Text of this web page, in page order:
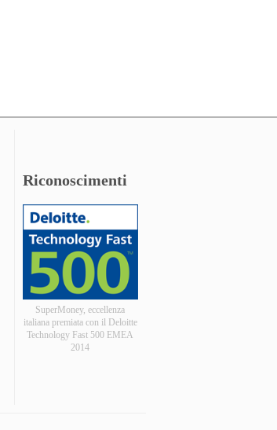
Riconoscimenti
SuperMoney, eccellenza
italiana premiata con il Deloitte
Technology Fast 500 EMEA
2014